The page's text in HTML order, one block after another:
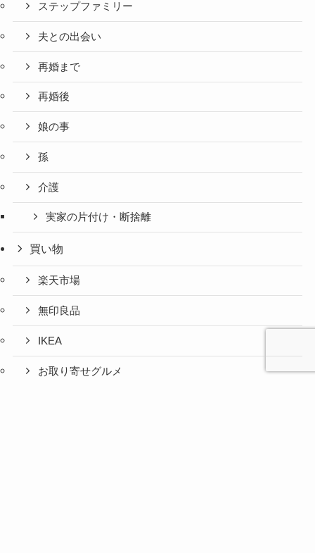
ステップファミリー
夫との出会い
再婚まで
再婚後
娘の事
孫
介護
実家の片付け・断捨離
買い物
楽天市場
無印良品
IKEA
お取り寄せグルメ